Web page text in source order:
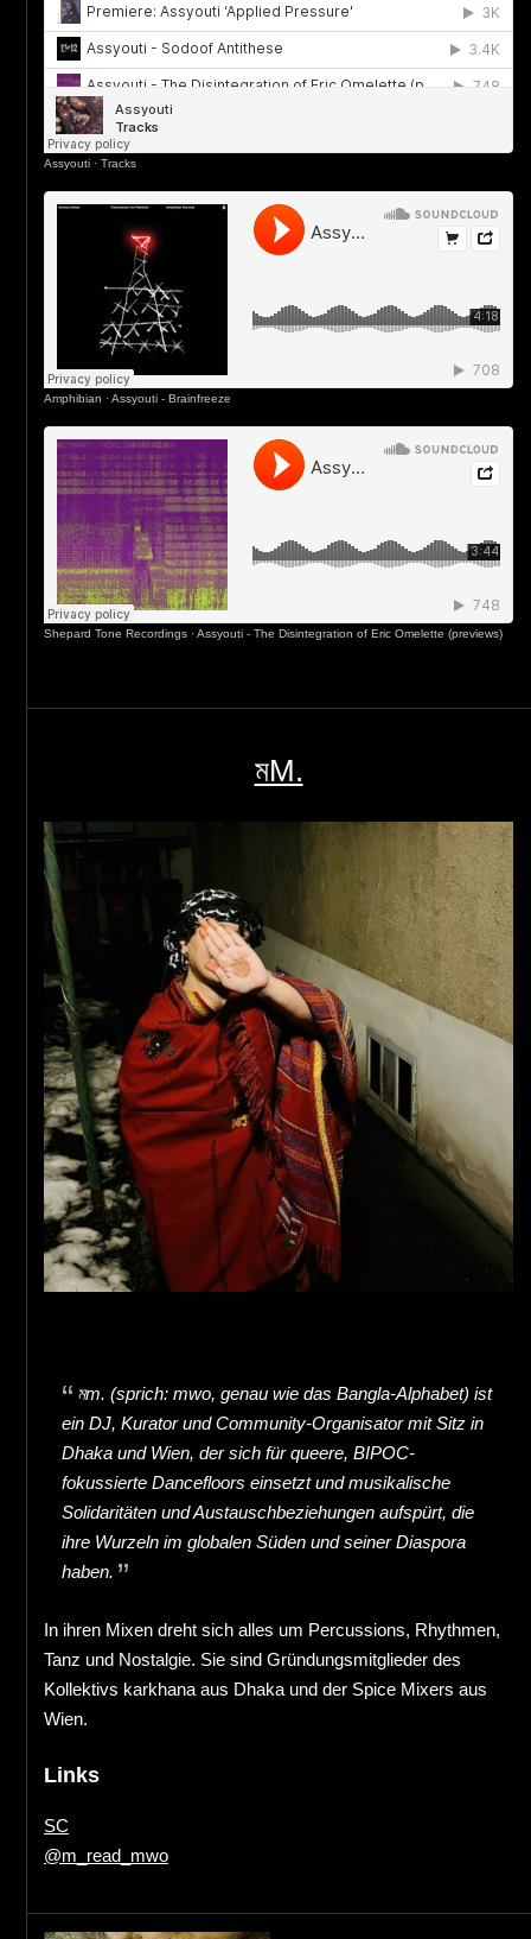
Assyouti · Tracks
Amphibian ·Assyouti - Brainfreeze
Shepard Tone Recordings ·Assyouti - The Disintegration of Eric Omelette (previews)
মM.
মm. (sprich: mwo, genau wie das Bangla-Alphabet) ist
ein DJ, Kurator und Community-Organisator mit Sitz in
Dhaka und Wien, der sich für queere, BIPOC-
fokussierte Dancefloors einsetzt und musikalische
Solidaritäten und Austauschbeziehungen aufspürt, die
ihre Wurzeln im globalen Süden und seiner Diaspora
haben.
In ihren Mixen dreht sich alles um Percussions, Rhythmen,
Tanz und Nostalgie. Sie sind Gründungsmitglieder des
Kollektivs karkhana aus Dhaka und der Spice Mixers aus
Wien.
Links
SC
@m_read_mwo